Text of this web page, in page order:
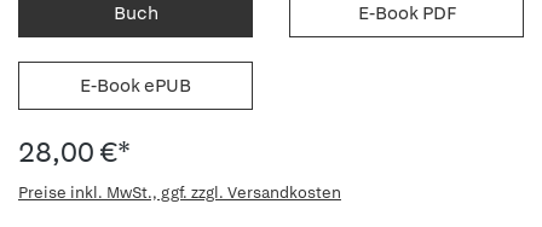
Buch E-Book PDF
E-Book ePUB
28,00 €*
Preise inkl. MwSt., ggf. zzgl. Versandkosten